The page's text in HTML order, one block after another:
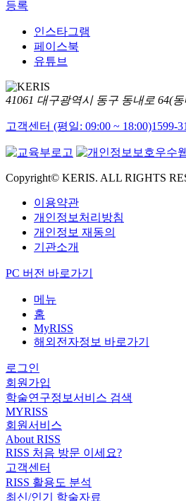
등록
인스타그램
페이스북
유튜브
41061 대구광역시 동구 동내로 64(
고객센터 (평일: 09:00 ~ 18:00)1599-
Copyright© KERIS. ALL RIGHTS
이용약관
개인정보처리방침
개인정보 재동의
기관소개
PC 버전 바로가기
메뉴
홈
MyRISS
해외전자정보 바로가기
로그인
회원가입
학술연구정보서비스 검색
MYRISS
회원서비스
About RISS
RISS 처음 방문 이세요?
고객센터
RISS 활용도 분석
최신/인기 학술자료